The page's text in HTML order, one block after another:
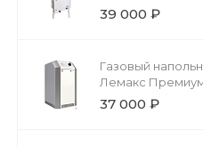
39 000 ₽
Газовый
Лемакс Премиум
37 000 ₽